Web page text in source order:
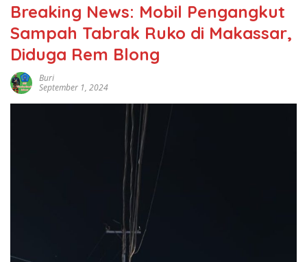
Breaking News: Mobil Pengangkut
Sampah Tabrak Ruko di Makassar,
Diduga Rem Blong
Buri
September 1, 2024